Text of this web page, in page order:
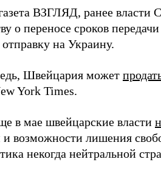
ВЗГЛЯД, ранее
о переносе сроков
на Украину.
Швейцария может
York Times.
в мае швейцарские власти
возможности лишения
некогда нейтральной